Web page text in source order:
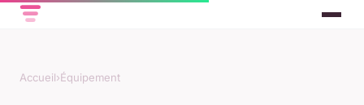
Accueil›Équipement